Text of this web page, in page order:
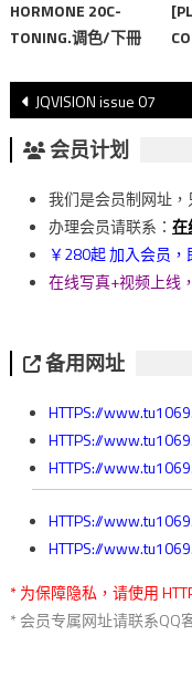
HORMONE 20C-
TONING.调色/下冊
文
章
導
覽
JQVISION issue 07
会员计划
我们是会员制网址
办理会员请联系： 在
￥280起 加入会员
在线写真+视频上线
备用网址
HTTPS://
HTTPS://
HTTPS://
HTTPS://
HTTPS://
* 为保障隐私，请使用
* 会员专属网址请联系QQ